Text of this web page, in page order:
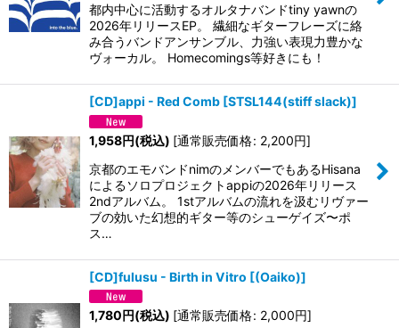
都内中心に活動するオルタナバンドtiny yawnの
2026年リリースEP。 繊細なギターフレーズに絡
み合うバンドアンサンブル、力強い表現力豊かな
ヴォーカル。 Homecomings等好きにも！
[CD]appi - Red Comb [STSL144(stiff slack)]
1,958円(税込) [通常販売価格: 2,200円]
京都のエモバンドnimのメンバーでもあるHisana
によるソロプロジェクトappiの2026年リリース
2ndアルバム。 1stアルバムの流れを汲むリヴァー
ブの効いた幻想的ギター等のシューゲイズ〜ポ
ス…
[CD]fulusu - Birth in Vitro [(Oaiko)]
1,780円(税込) [通常販売価格: 2,000円]